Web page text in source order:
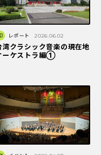
レポート 2026.06.02
湾クラシック音楽の現在地
ーケストラ編①